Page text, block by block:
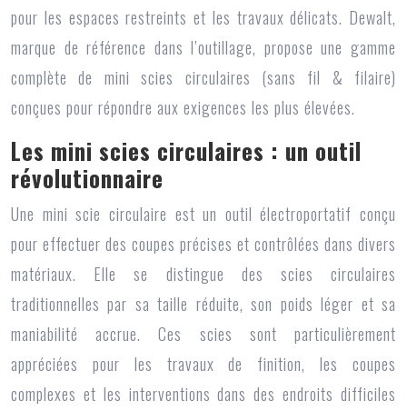
pour les espaces restreints et les travaux délicats. Dewalt,
marque de référence dans l’outillage, propose une gamme
complète de mini scies circulaires (sans fil & filaire)
conçues pour répondre aux exigences les plus élevées.
Les mini scies circulaires : un outil
révolutionnaire
Une mini scie circulaire est un outil électroportatif conçu
pour effectuer des coupes précises et contrôlées dans divers
matériaux. Elle se distingue des scies circulaires
traditionnelles par sa taille réduite, son poids léger et sa
maniabilité accrue. Ces scies sont particulièrement
appréciées pour les travaux de finition, les coupes
complexes et les interventions dans des endroits difficiles